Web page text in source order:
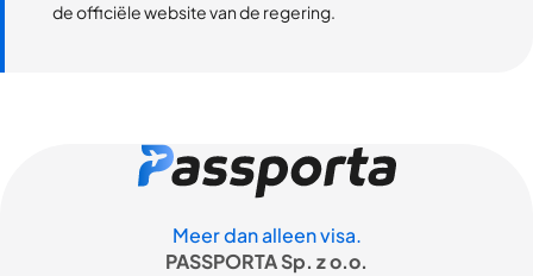
de officiële website van de regering.
Meer dan alleen visa.
PASSPORTA Sp. z o.o.